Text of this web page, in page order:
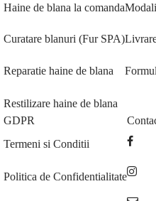
Haine de blana la comanda
Curatare blanuri (Fur SPA)
Reparatie haine de blana
Restilizare haine de blana
GDPR
Termeni si Conditii
Politica de Confidentialitate